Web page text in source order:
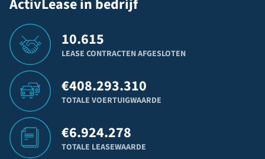
ActivLease in bedrijf
10.615
LEASE CONTRACTEN AFGESLOTEN
€408.293.310
TOTALE VOERTUIGWAARDE
€6.924.278
TOTALE LEASEWAARDE